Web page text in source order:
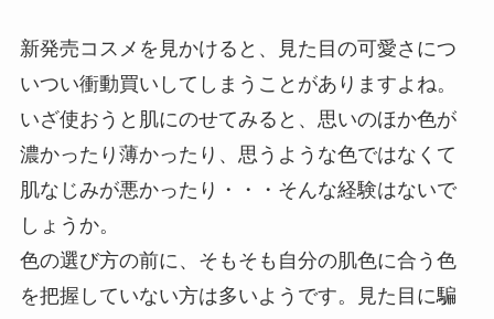
新発売コスメを見かけると、見た目の可愛さにつ
いつい衝動買いしてしまうことがありますよね。
いざ使おうと肌にのせてみると、思いのほか色が
濃かったり薄かったり、思うような色ではなくて
肌なじみが悪かったり・・・そんな経験はないで
しょうか。
色の選び方の前に、そもそも自分の肌色に合う色
を把握していない方は多いようです。見た目に騙